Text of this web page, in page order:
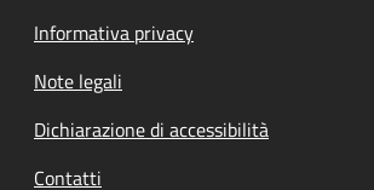
Informativa privacy
Note legali
Dichiarazione di accessibilità
Contatti